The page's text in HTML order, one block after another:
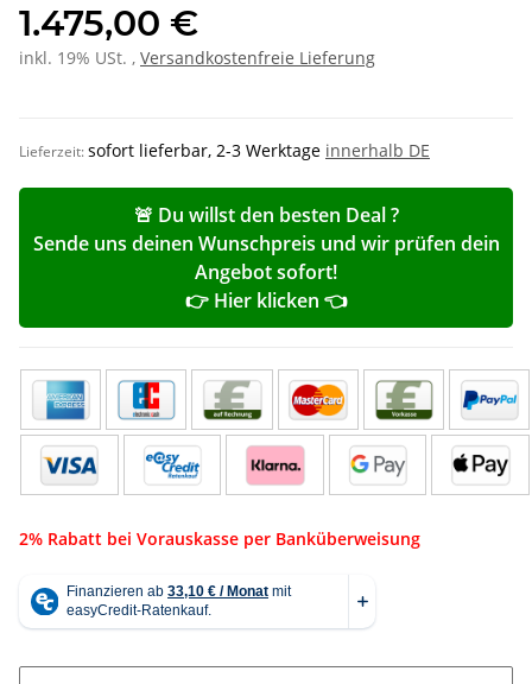
1.475,00 €
inkl. 19% USt. , Versandkostenfreie Lieferung
Lieferzeit:sofort lieferbar, 2-3 Werktage innerhalb DE
🚨 Du willst den besten Deal ?
Sende uns deinen Wunschpreis und wir prüfen dein
Angebot sofort!
👉 Hier klicken 👈
2% Rabatt bei Vorauskasse per Banküberweisung